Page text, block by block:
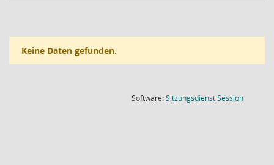
Keine Daten gefunden.
Software:SitzungsdienstSession(Wird in